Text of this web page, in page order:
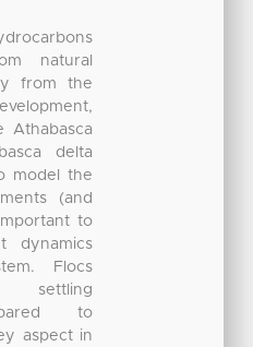
natural
from the
delta
model the
(and
to
dynamics
Flocs
settling
to
aspect in